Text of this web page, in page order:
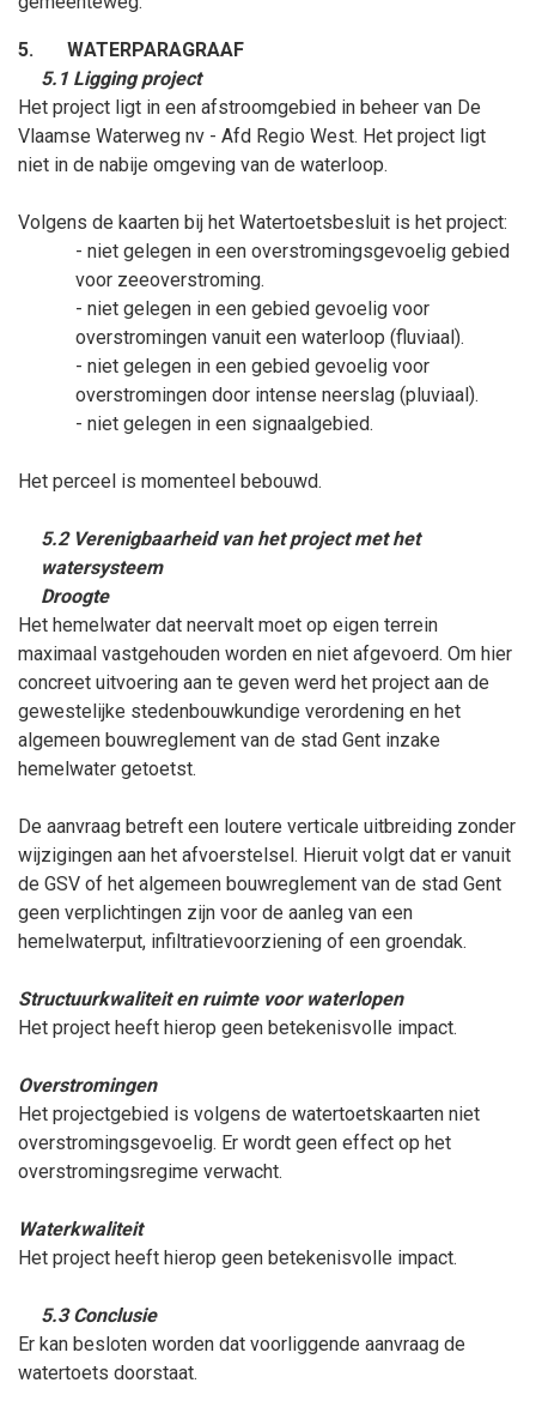
5.
WATERPARAGRAAF
5.1 Ligging project
Het project ligt in een afstroomgebied in beheer van De
Vlaamse Waterweg nv - Afd Regio West. Het project ligt
niet in de nabije omgeving van de waterloop.
Volgens de kaarten bij het Watertoetsbesluit is het project:
- niet gelegen in een overstromingsgevoelig gebied
voor zeeoverstroming.
- niet gelegen in een gebied gevoelig voor
overstromingen vanuit een waterloop (fluviaal).
- niet gelegen in een gebied gevoelig voor
overstromingen door intense neerslag (pluviaal).
- niet gelegen in een signaalgebied.
Het perceel is momenteel bebouwd.
5.2 Verenigbaarheid van het project met het
watersysteem
Droogte
Het hemelwater dat neervalt moet op eigen terrein
maximaal vastgehouden worden en niet afgevoerd. Om hier
concreet uitvoering aan te geven werd het project aan de
gewestelijke stedenbouwkundige verordening en het
algemeen bouwreglement van de stad Gent inzake
hemelwater getoetst.
De aanvraag betreft een loutere verticale uitbreiding zonder
wijzigingen aan het afvoerstelsel. Hieruit volgt dat er vanuit
de GSV of het algemeen bouwreglement van de stad Gent
geen verplichtingen zijn voor de aanleg van een
hemelwaterput, infiltratievoorziening of een groendak.
Structuurkwaliteit en ruimte voor waterlopen
Het project heeft hierop geen betekenisvolle impact.
Overstromingen
Het projectgebied is volgens de watertoetskaarten niet
overstromingsgevoelig. Er wordt geen effect op het
overstromingsregime verwacht.
Waterkwaliteit
Het project heeft hierop geen betekenisvolle impact.
5.3 Conclusie
Er kan besloten worden dat voorliggende aanvraag de
watertoets doorstaat.